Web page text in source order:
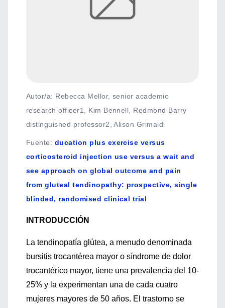
Autor/a: Rebecca Mellor, senior academic
research officer1, Kim Bennell, Redmond Barry
distinguished professor2, Alison Grimaldi
Fuente: ducation plus exercise versus
corticosteroid injection use versus a wait and
see approach on global outcome and pain
from gluteal tendinopathy: prospective, single
blinded, randomised clinical trial
INTRODUCCIÓN
La tendinopatía glútea, a menudo denominada
bursitis trocantérea mayor o síndrome de dolor
trocantérico mayor, tiene una prevalencia del 10-
25% y la experimentan una de cada cuatro
mujeres mayores de 50 años. El trastorno se